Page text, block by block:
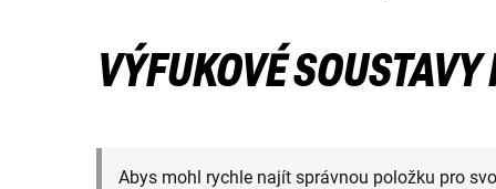
VÝFUKOVÉ SOUSTAVY
Abys mohl rychle najít správnou položku pro